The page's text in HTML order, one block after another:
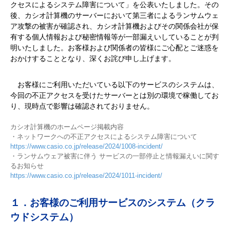
クセスによるシステム障害について」を公表いたしました。その
後、カシオ計算機のサーバーにおいて第三者によるランサムウェ
ア攻撃の被害が確認され、カシオ計算機およびその関係会社が保
有する個人情報および秘密情報等が一部漏えいしていることが判
明いたしました。お客様および関係者の皆様にご心配とご迷惑を
おかけすることとなり、深くお詫び申し上げます。
お客様にご利用いただいている以下のサービスのシステムは、
今回の不正アクセスを受けたサーバーとは別の環境で稼働してお
り、現時点で影響は確認されておりません。
カシオ計算機のホームページ掲載内容
・ネットワークへの不正アクセスによるシステム障害について
https://www.casio.co.jp/release/2024/1008-incident/
・ランサムウェア被害に伴う サービスの一部停止と情報漏えいに関す
るお知らせ
https://www.casio.co.jp/release/2024/1011-incident/
１．お客様のご利用サービスのシステム（クラ
ウドシステム）